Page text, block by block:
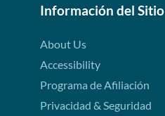
Información del Sitio
About Us
Accessibility
Programa de Afiliación
Privacidad & Seguridad